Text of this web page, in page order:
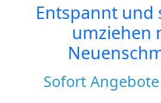
Entspannt und
umziehen
Sofort